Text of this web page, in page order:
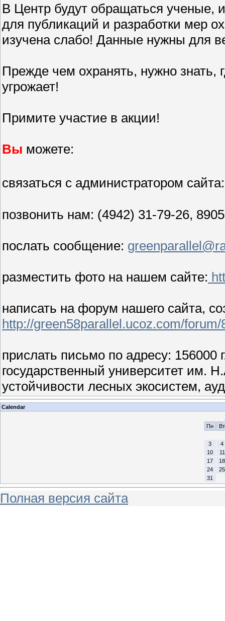
В Центр будут обращаться ученые,
для публикаций и разработки мер
изучена слабо! Данные нужны для
Прежде чем охранять, нужно знать,
угрожает!
Примите участие в акции!
Вы можете:
связаться с администратором
позвонить нам: (4942) 31-79-26,
послать сообщение:
разместить фото на нашем сайте:
написать на форум нашего сайта,
http://green58parallel.ucoz.com/forum/
прислать письмо по адресу: 156000
государственный университет им.
устойчивости лесных экосистем,
Calendar
Пн
Вт
3
4
10
11
17
18
24
25
31
Полная версия сайта